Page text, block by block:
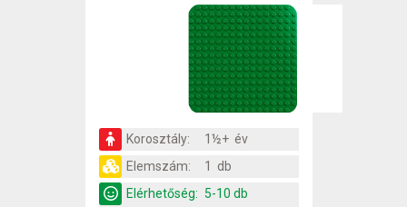
Korosztály:
1½+ év
Elemszám:
1 db
Elérhetőség: 5-10 db